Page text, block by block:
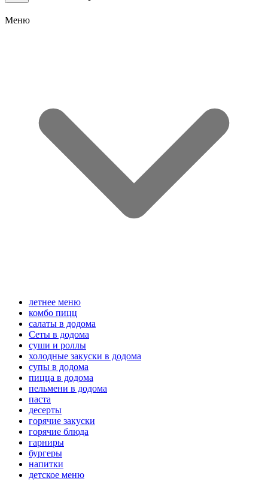
Меню
летнее меню
комбо пицц
салаты в додома
Сеты в додома
суши и роллы
холодные закуски в додома
супы в додома
пицца в додома
пельмени в додома
паста
десерты
горячие закуски
горячие блюда
гарниры
бургеры
напитки
детское меню